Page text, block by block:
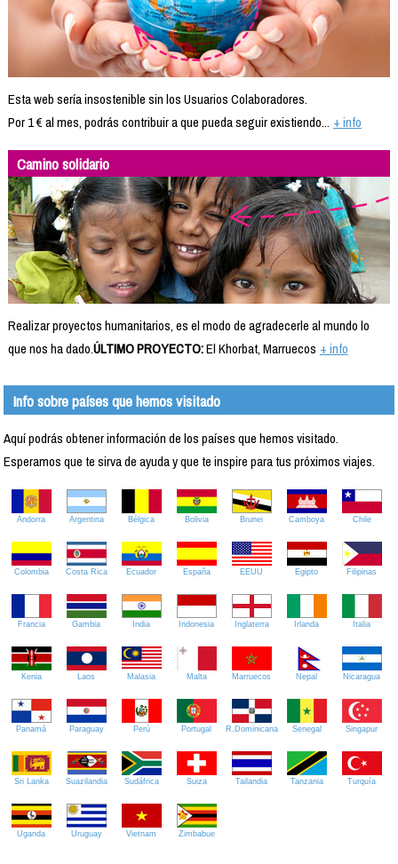
Esta web sería insostenible sin los Usuarios Colaboradores.
Por 1 € al mes, podrás contribuir a que pueda seguir existiendo... + info
Camino solidario
Realizar proyectos humanitarios, es el modo de agradecerle al mundo lo
que nos ha dado.ÚLTIMO PROYECTO:El Khorbat, Marruecos + info
Info sobre países que hemos visitado
Aquí podrás obtener información de los países que hemos visitado.
Esperamos que te sirva de ayuda y que te inspire para tus próximos viajes.
Andorra Argentina Bélgica Bolivia Brunei Camboya Chile
Colombia Costa Rica Ecuador España EEUU Egipto Filipinas
Francia Gambia India Indonesia Inglaterra Irlanda Italia
Kenia Laos Malasia Malta Marruecos Nepal Nicaragua
Panamá Paraguay Perú Portugal R.Dominicana Senegal Singapur
Sri Lanka Suazilandia Sudáfrica Suiza Tailandia Tanzania Turquía
Uganda Uruguay Vietnam Zimbabue